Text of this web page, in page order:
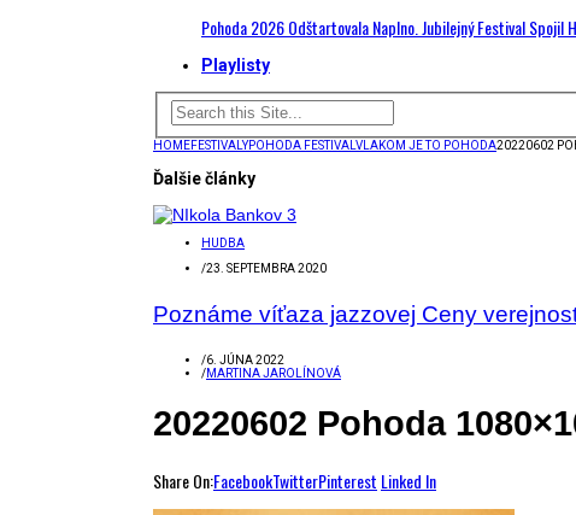
Pohoda 2026 Odštartovala Naplno. Jubilejný Festival Spojil
Playlisty
HOMEFESTIVALYPOHODA FESTIVAL VLAKOM JE TO POHODA20220602
Ďalšie články
HUDBA
/23. SEPTEMBRA 2020
Poznáme víťaza jazzovej Ceny
/6. JÚNA 2022
/MARTINA JAROLÍNOVÁ
20220602 Pohoda
Share On:FacebookTwitterPinterest Linked In